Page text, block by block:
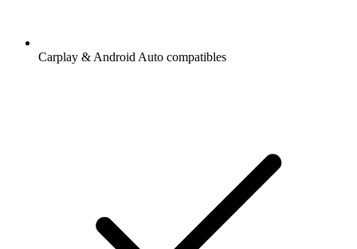
Carplay & Android Auto compatibles